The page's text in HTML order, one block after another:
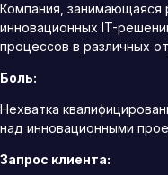
Компания, занимающаяся
инновационных IT-
процессов в различных
Боль:
Нехватка
над инновационными
Запрос клиента: